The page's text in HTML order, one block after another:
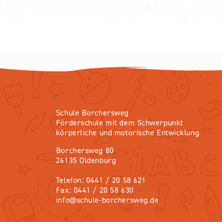
Schule Borchersweg
Förderschule mit dem Schwerpunkt
körperliche und motorische Entwicklung
Borchersweg 80
26135 Oldenburg
Telefon: 0441 / 20 58 621
Fax: 0441 / 20 58 630
info@schule-borchersweg.de